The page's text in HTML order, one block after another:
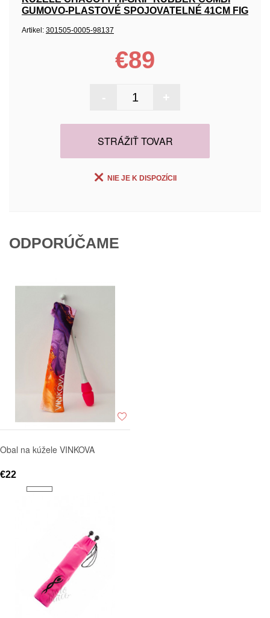
GUMOVO-PLASTOVÉ SPOJOVATELNÉ 41CM FIG
Artikel: 301505-0005-98137
€89
STRÁŽIŤ TOVAR
NIE JE K DISPOZÍCII
ODPORÚČAME
Obal na kúžele VINKOVA
€22